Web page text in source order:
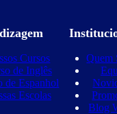
Cursos
de Inglês
de Espanhol
Escolas
Quem
Blog